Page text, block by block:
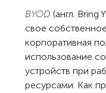
BYOD (англ. Bring
свое
корпоративная
использование
устройств при
ресурсами. Как